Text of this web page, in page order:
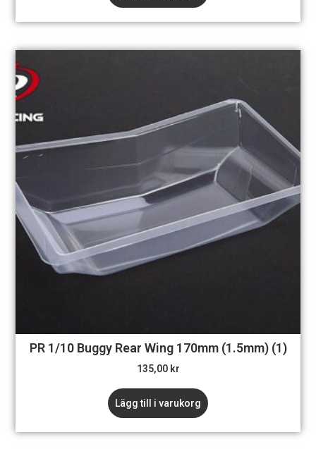
PR 1/10 Buggy Rear Wing 170mm (1.5mm) (1)
135,00 kr
Lägg till i varukorg